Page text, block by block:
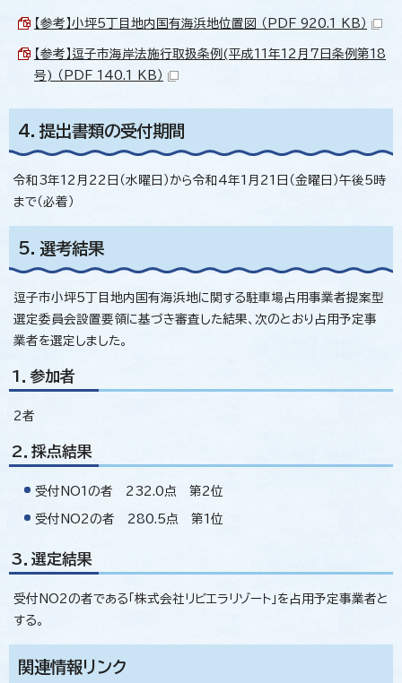
【参考】小坪5丁目地内国有海浜地位置図 （PDF 920.1 KB）
【参考】逗子市海岸法施行取扱条例(平成11年12月7日条例第18
号) （PDF 140.1 KB）
4．提出書類の受付期間
令和3年12月22日（水曜日）から令和4年1月21日（金曜日）午後5時
まで（必着）
5．選考結果
逗子市小坪5丁目地内国有海浜地に関する駐車場占用事業者提案型
選定委員会設置要領に基づき審査した結果、次のとおり占用予定事
業者を選定しました。
1．参加者
2者
2．採点結果
受付NO1の者 232.0点 第2位
受付NO2の者 280.5点 第1位
3．選定結果
受付NO2の者である「株式会社リビエラリゾート」を占用予定事業者と
する。
関連情報リンク